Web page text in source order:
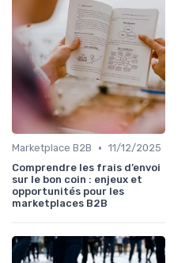
Marketplace B2B • 11/12/2025
Comprendre les frais d’envoi
sur le bon coin : enjeux et
opportunités pour les
marketplaces B2B